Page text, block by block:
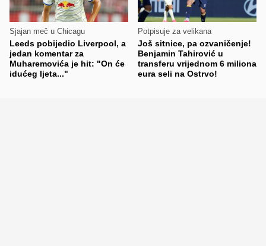
Sjajan meč u Chicagu
Leeds pobijedio Liverpool, a
jedan komentar za
Muharemovića je hit: "On će
idućeg ljeta..."
Potpisuje za velikana
Još sitnice, pa ozvaničenje!
Benjamin Tahirović u
transferu vrijednom 6 miliona
eura seli na Ostrvo!